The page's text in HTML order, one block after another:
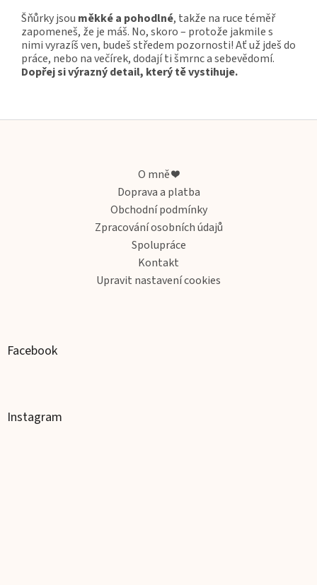
Šňůrky jsou měkké a pohodlné, takže na ruce téměř
zapomeneš, že je máš. No, skoro – protože jakmile s
nimi vyrazíš ven, budeš středem pozornosti! Ať už jdeš do
práce, nebo na večírek, dodají ti šmrnc a sebevědomí.
Dopřej si výrazný detail, který tě vystihuje.
Z
O mně ❤️
Doprava a platba
Obchodní podmínky
Zpracování osobních údajů
Spolupráce
Kontakt
Upravit nastavení cookies
Facebook
Instagram